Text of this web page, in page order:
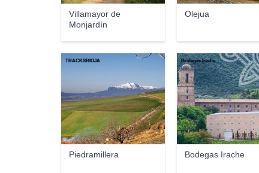
Villamayor de
Monjardín
Olejua
Piedramillera
TRACKSRIOJA
Bodegas Irache
Bodegas Irache